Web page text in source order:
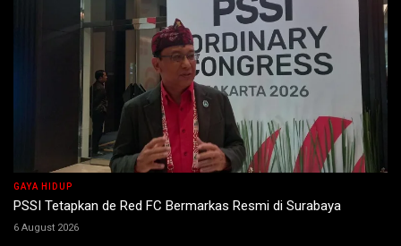
GAYA HIDUP
PSSI Tetapkan de Red FC Bermarkas Resmi di Surabaya
6 August 2026